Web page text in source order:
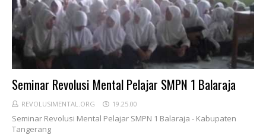
Seminar Revolusi Mental Pelajar SMPN 1 Balaraja
REVOLUSIMENTAL.ORG 19.25.00
Seminar Revolusi Mental Pelajar SMPN 1 Balaraja - Kabupaten
Tangerang